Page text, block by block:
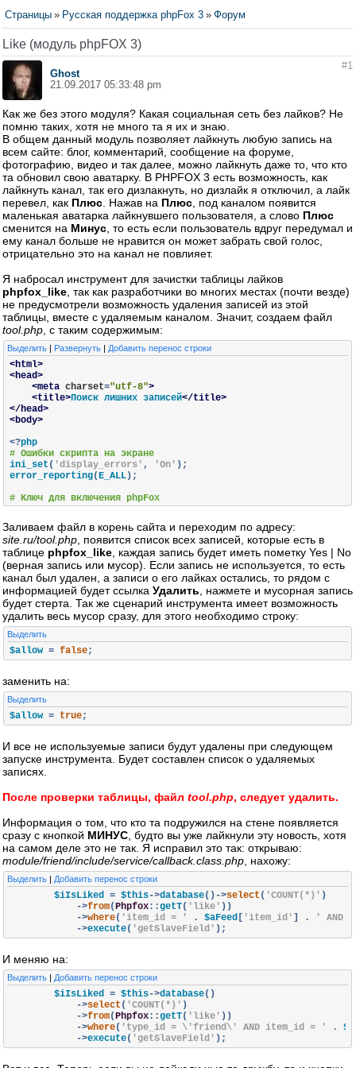
Страницы » Русская поддержка phpFox 3 » Форум
Like (модуль phpFOX 3)
Ghost
21.09.2017 05:33:48 pm
#1
Как же без этого модуля? Какая социальная сеть без лайков? Не
помню таких, хотя не много та я их и знаю.
В общем данный модуль позволяет лайкнуть любую запись на
всем сайте: блог, комментарий, сообщение на форуме,
фотографию, видео и так далее, можно лайкнуть даже то, что кто
та обновил свою аватарку. В PHPFOX 3 есть возможность, как
лайкнуть канал, так его дизлакнуть, но дизлайк я отключил, а лайк
перевел, как Плюс . Нажав на Плюс , под каналом появится
маленькая аватарка лайкнувшего пользователя, а слово Плюс
сменится на Минус , то есть если пользователь вдруг передумал и
ему канал больше не нравится он может забрать свой голос,
отрицательно это на канал не повлияет.
Я набросал инструмент для зачистки таблицы лайков
phpfox_like , так как разработчики во многих местах (почти везде)
не предусмотрели возможность удаления записей из этой
таблицы, вместе с удаляемым каналом. Значит, создаем файл
tool.php , с таким содержимым:
Выделить | Развернуть | Добавить перенос строки
<html>
<head>
<meta charset="utf-8">
<title>Поиск лишних записей</title>
</head>
<body>
<?
# Ошибки скрипта на экране
ini_set ( 'display_errors' , 'On' );
error_reporting(E_ALL);
# Ключ для включения phpFox
define('PHPFOX', true);
include( 'include/setting/server.sett.php' );
$connect = mysqli_connect($_CONF['db']['host'], $_CONF ['db' ][
if (!$connect )
{
echo 'Ошибка подключения MySQL: ' . mysqli_connect_error(
exit
;
}
if (isset
{
if (! $_GET[
}
else
{
$q = 'DELETE FROM phpfox_like WHERE like_id = '
if (!$r )
echo 'Ошибка MySQL: ' . mysqli_error ($connect
{
}
}
echo '<a href="tool.php">Продолжить проверку</a>.'
exit;
}
'SELECT * FROM phpfox_like';
mysqli_query($connect , $q );
array();
$list[]
}
'---------------<br />';
'Проверка таблицы <strong>phpfox_like</strong><br />'
'Всего записей: <strong>' . count ($list) .
'</strong><br
'---------------<br />'
$allow = false;
Заливаем файл в корень сайта и переходим по адресу:
site.ru/tool.php , появится список всех записей, которые есть в
таблице phpfox_like , каждая запись будет иметь пометку Yes | No
(верная запись или мусор). Если запись не используется, то есть
канал был удален, а записи о его лайках остались, то рядом с
информацией будет ссылка Удалить , нажмете и мусорная запись
будет стерта. Так же сценарий инструмента имеет возможность
удалить весь мусор сразу, для этого необходимо строку:
Выделить
$allow = false;
заменить на:
Выделить
$allow = true;
И все не используемые записи будут удалены при следующем
запуске инструмента. Будет составлен список о удаляемых
записях.
После проверки таблицы, файл tool.php, следует удалить.
Информация о том, что кто та подружился на стене появляется
сразу с кнопкой МИНУС , будто вы уже лайкнули эту новость, хотя
на самом деле это не так. Я исправил это так: открываю:
module/friend/include/service/callback.class.php , нахожу:
Выделить | Добавить перенос строки
$iIsLiked = $this->database()->select ( 'COUNT(*)' )
->from(Phpfox::getT( 'like' ))
->where( 'item_id = ' . $aFeed [ 'item_id' ] .
' AND
->execute( 'getSlaveField' );
И меняю на:
Выделить | Добавить перенос строки
$iIsLiked = $this->database()
->select ( 'COUNT(*)' )
->from(Phpfox::getT( 'like' ))
->where( 'type_id = \'friend\' AND item_id = ' .
->execute( 'getSlaveField' );